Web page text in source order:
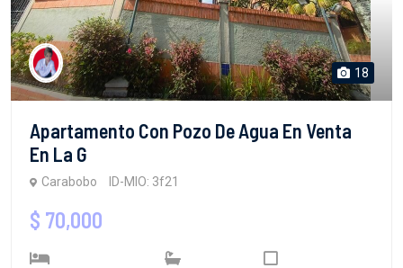
18
Apartamento Con Pozo De Agua En Venta
En La G
Carabobo ID-MIO: 3f21
$ 70,000